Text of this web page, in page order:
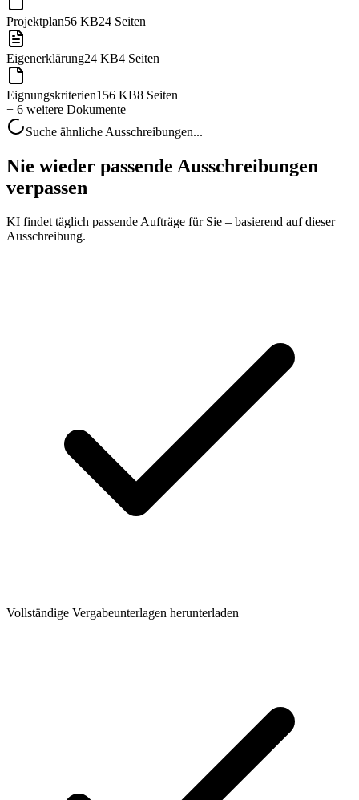
Projektplan56 KB24 Seiten
Eigenerklärung24 KB4 Seiten
Eignungskriterien156 KB8 Seiten
+ 6 weitere Dokumente
Suche ähnliche Ausschreibungen...
Nie wieder passende Ausschreibungen
verpassen
KI findet täglich passende Aufträge für Sie – basierend auf dieser
Ausschreibung.
Vollständige Vergabeunterlagen herunterladen